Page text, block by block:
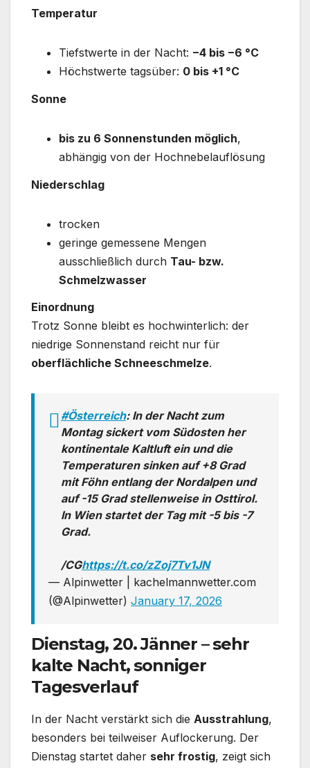
Temperatur
Tiefstwerte in der Nacht: −4 bis −6 °C
Höchstwerte tagsüber: 0 bis +1 °C
Sonne
bis zu 6 Sonnenstunden möglich,
abhängig von der Hochnebelauflösung
Niederschlag
trocken
geringe gemessene Mengen
ausschließlich durch Tau- bzw.
Schmelzwasser
Einordnung
Trotz Sonne bleibt es hochwinterlich: der
niedrige Sonnenstand reicht nur für
oberflächliche Schneeschmelze.
#Österreich: In der Nacht zum
Montag sickert vom Südosten her
kontinentale Kaltluft ein und die
Temperaturen sinken auf +8 Grad
mit Föhn entlang der Nordalpen und
auf -15 Grad stellenweise in Osttirol.
In Wien startet der Tag mit -5 bis -7
Grad.
/CGhttps://t.co/zZoj7Tv1JN
— Alpinwetter | kachelmannwetter.com
(@Alpinwetter) January 17, 2026
Dienstag, 20. Jänner – sehr
kalte Nacht, sonniger
Tagesverlauf
In der Nacht verstärkt sich die Ausstrahlung,
besonders bei teilweiser Auflockerung. Der
Dienstag startet daher sehr frostig, zeigt sich